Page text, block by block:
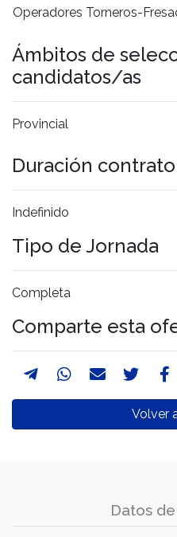
Operadores Torneros-
Ámbitos de
candidatos/as
Provincial
Duración contrato
Indefinido
Tipo de Jornada
Completa
Comparte esta
Volver
Datos